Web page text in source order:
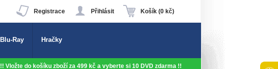
Košík (0 kč)
Přihlásit
Registrace
Blu-Ray Hračky
!! Vložte do košíku zboží za 499 kč a vyberte si 10 DVD zdarma !!